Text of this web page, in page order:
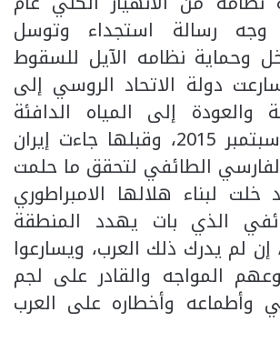
وجه رسالة استجداء وتوسل
وحماية نظامه الآيل للسقوط
دولة الاتحاد الروسي إلى
والعودة إلى المياه الدافئة
أواخر أيلول / سبتمبر 2015، وقبلها جاءت إيران
الطائفي لتحقق ما حلمت
لبناء هلالها الامبراطوري
الذي بات يهدد المنطقة
إن لم يدرك ذلك العرب، ويسارعوا
المواجه والقادر على لجم
وأطماعه وأخطاره على العرب